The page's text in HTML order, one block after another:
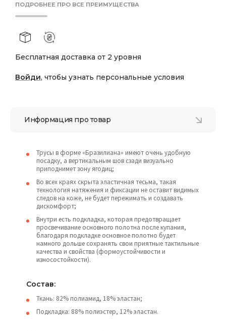
ПОДРОБНЕЕ ПРО ВСЕ ПРЕИМУЩЕСТВА
Бесплатная доставка от 2 уровня
Войди, чтобы узнать персональные условия
Информация про товар
Трусы в форме «Бразилиана» имеют очень удобную
посадку, а вертикальным шов сзади визуально
приподнимет зону ягодиц;
Во всех краях скрыта эластичная тесьма, такая
технология натяжения и фиксации не оставит видимых
следов на коже, не будет пережимать и создавать
дискомфорт;
Внутри есть подкладка, которая предотвращает
просвечивание основного полотна после купания,
благодаря подкладке основное полотно будет
намного дольше сохранять свои приятные тактильные
качества и свойства (формоустойчивости и
износостойкости).
Состав:
Ткань: 82% полиамид, 18% эластан;
Подкладка: 88% полиэстер, 12% эластан.